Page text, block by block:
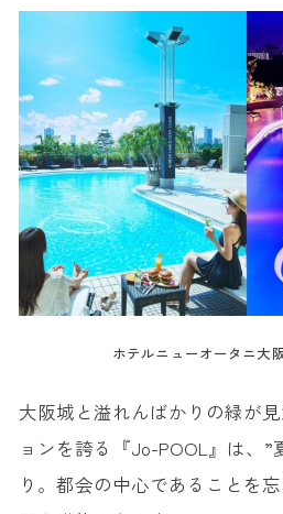
ホテルニューオータニ大
大阪城と溢れんばかりの緑が
ョンを誇る『Jo-POOL』は、”
り。都会の中心であることを